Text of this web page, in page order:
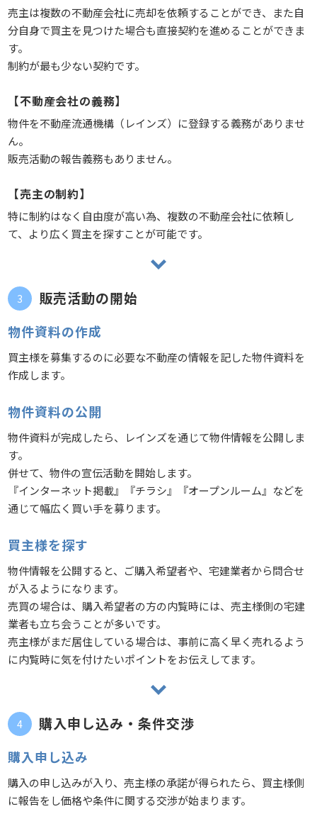
売主は複数の不動産会社に売却を依頼することができ、また自
分自身で買主を見つけた場合も直接契約を進めることができま
す。
制約が最も少ない契約です。
【不動産会社の義務】
物件を不動産流通機構（レインズ）に登録する義務がありませ
ん。
販売活動の報告義務もありません。
【売主の制約】
特に制約はなく自由度が高い為、複数の不動産会社に依頼し
て、より広く買主を探すことが可能です。
販売活動の開始
物件資料の作成
買主様を募集するのに必要な不動産の情報を記した物件資料を
作成します。
物件資料の公開
物件資料が完成したら、レインズを通じて物件情報を公開しま
す。
併せて、物件の宣伝活動を開始します。
『インターネット掲載』『チラシ』『オープンルーム』などを
通じて幅広く買い手を募ります。
買主様を探す
物件情報を公開すると、ご購入希望者や、宅建業者から問合せ
が入るようになります。
売買の場合は、購入希望者の方の内覧時には、売主様側の宅建
業者も立ち会うことが多いです。
売主様がまだ居住している場合は、事前に高く早く売れるよう
に内覧時に気を付けたいポイントをお伝えしてます。
購入申し込み・条件交渉
購入申し込み
購入の申し込みが入り、売主様の承諾が得られたら、買主様側
に報告をし価格や条件に関する交渉が始まります。